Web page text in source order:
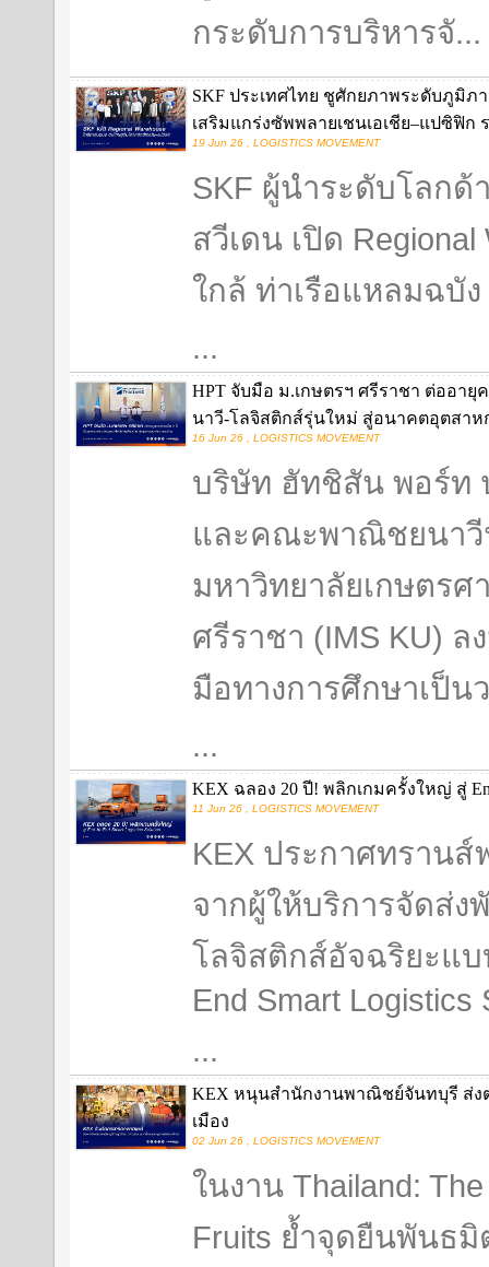
กระดับการบริหารจั...
SKF ประเทศไทย ชูศักยภาพระดับภูมิภา
เสริมแกร่งซัพพลายเชนเอเชีย–แปซิฟิก
19 Jun 26 , LOGISTICS MOVEMENT
SKF ผู้นำระดับโลก
สวีเดน เปิด
ใกล้ ท่าเรือแหลมฉบั
...
HPT จับมือ ม.เกษตรฯ ศรีราชา ต่ออา
นาวี-โลจิสติกส์รุ่นใหม่ สู่อนาคตอุตสาห
16 Jun 26 , LOGISTICS MOVEMENT
บริษัท ฮัทชิสัน พอร์ท
และคณะพาณิชยนา
มหาวิทยาลัยเกษตรศ
ศรีราชา (IMS KU)
มือทางการศึกษาเป็น
...
KEX ฉลอง 20 ปี! พลิกเกมครั้งใหญ่ สู่
11 Jun 26 , LOGISTICS MOVEMENT
KEX ประกาศทราน
จากผู้ให้บริการจัดส่ง
โลจิสติกส์อัจฉริยะแบ
End Smart Logistics
...
KEX หนุนสำนักงานพาณิชย์จันทบุรี ส่ง
เมือง
02 Jun 26 , LOGISTICS MOVEMENT
ในงาน Thailand:
Fruits ย้ำจุดยืนพันธ